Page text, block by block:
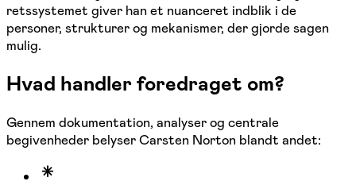
retssystemet giver han et nuanceret indblik i de
personer, strukturer og mekanismer, der gjorde sagen
mulig.
Hvad handler foredraget om?
Gennem dokumentation, analyser og centrale
begivenheder belyser Carsten Norton blandt andet: